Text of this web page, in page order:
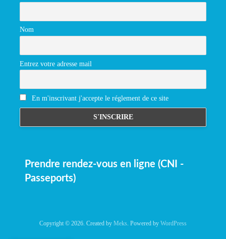
Nom
Entrez votre adresse mail
En m'inscrivant j'accepte le réglement de ce site
Prendre rendez-vous en ligne (CNI -
Passeports)
Copyright © 2026. Created by Meks . Powered by WordPress